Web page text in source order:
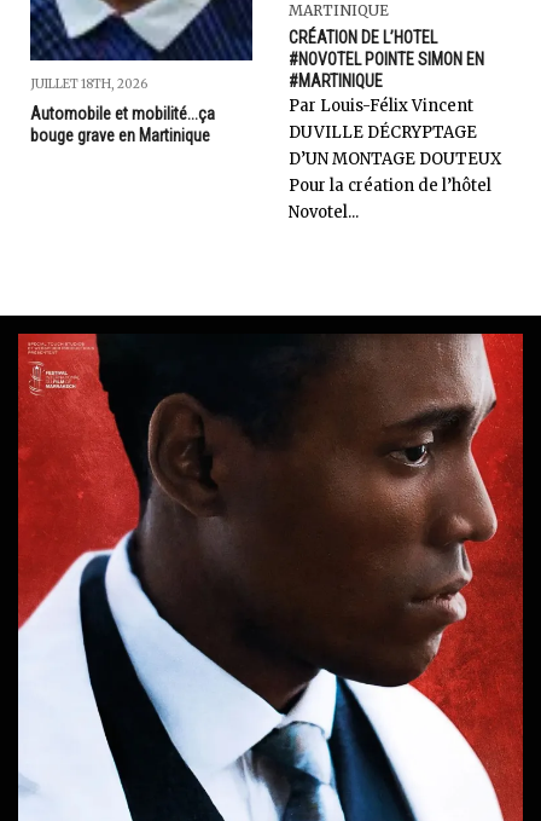
JUILLET 18TH, 2026
Automobile et mobilité...ça
bouge grave en Martinique
MARTINIQUE
CRÉATION DE L’HOTEL
#NOVOTEL POINTE SIMON EN
#MARTINIQUE
Par Louis-Félix Vincent
DUVILLE DÉCRYPTAGE
D’UN MONTAGE DOUTEUX
Pour la création de l’hôtel
Novotel...